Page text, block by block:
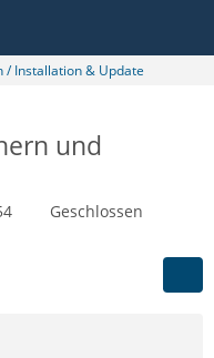
/ Installation & Update
und
Geschlossen